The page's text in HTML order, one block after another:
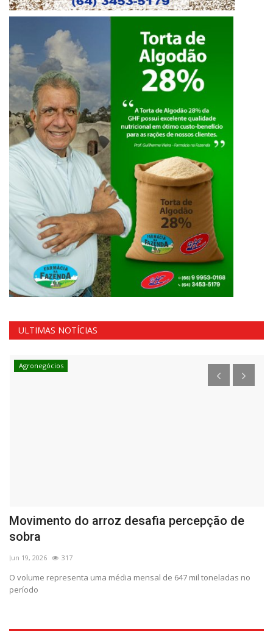
ULTIMAS NOTÍCIAS
Agronegócios
Movimento do arroz desafia percepção de
sobra
Jun 19, 2026 317
O volume representa uma média mensal de 647 mil toneladas no
período